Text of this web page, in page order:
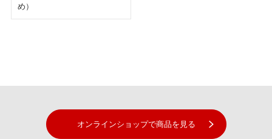
め）
オンラインショップで商品を見る